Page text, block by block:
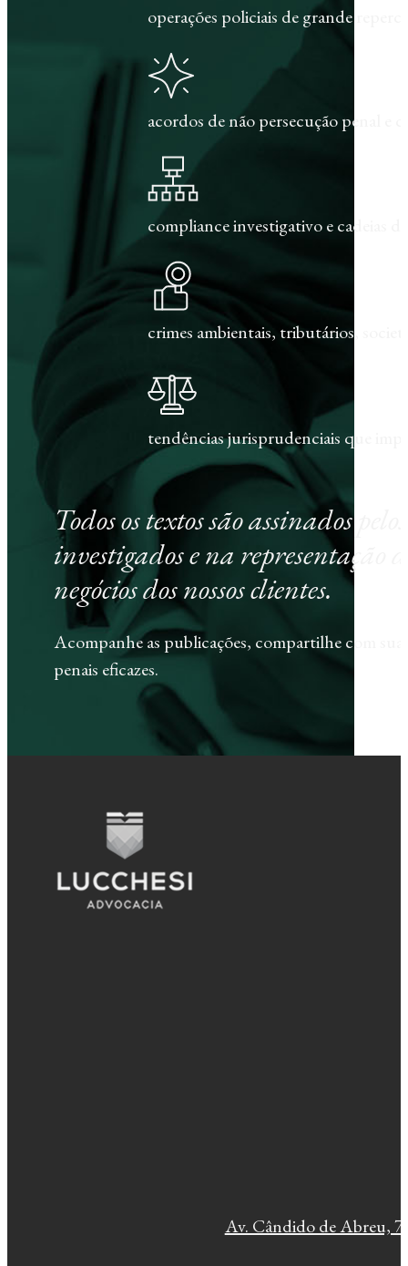
operações policiais de grande
acordos de não persecução penal e
compliance investigativo e cadeias
crimes ambientais, tributários,
tendências jurisprudenciais que
Todos os textos são assinados
investigados e na representação
negócios dos nossos clientes.
Acompanhe as publicações, compartilhe com
penais eficazes.
Av. Cândido de Abreu,